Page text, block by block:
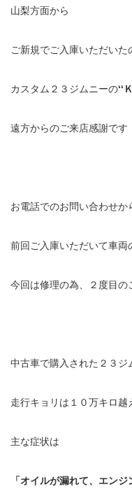
山梨方面から
ご新規でご入庫いただいた
カスタム２３ジムニーの‘‘
遠方からのご来店感謝です
お電話でのお問い合わせか
前回ご入庫いただいて車両
今回は修理の為、２度目の
中古車で購入された２３ジ
走行キョリは１０万キロ越
主な症状は
「オイルが漏れて、エン